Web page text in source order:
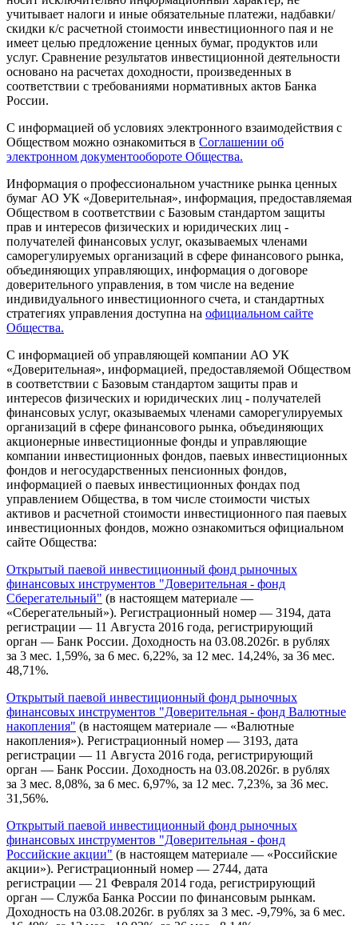
учитывает налоги и иные обязательные платежи, надбавки/
скидки к/с расчетной стоимости инвестиционного пая и не
имеет целью предложение ценных бумаг, продуктов или
услуг. Сравнение результатов инвестиционной деятельности
основано на расчетах доходности, произведенных в
соответствии с требованиями нормативных актов Банка
России.
С информацией об условиях электронного взаимодействия с
Обществом можно ознакомиться в Соглашении об
электронном документообороте Общества.
Информация о профессиональном участнике рынка ценных
бумаг АО УК «Доверительная», информация, предоставляемая
Обществом в соответствии с Базовым стандартом защиты
прав и интересов физических и юридических лиц -
получателей финансовых услуг, оказываемых членами
саморегулируемых организаций в сфере финансового рынка,
объединяющих управляющих, информация о договоре
доверительного управления, в том числе на ведение
индивидуального инвестиционного счета, и стандартных
стратегиях управления доступна на официальном сайте
Общества.
С информацией об управляющей компании АО УК
«Доверительная», информацией, предоставляемой Обществом
в соответствии с Базовым стандартом защиты прав и
интересов физических и юридических лиц - получателей
финансовых услуг, оказываемых членами саморегулируемых
организаций в сфере финансового рынка, объединяющих
акционерные инвестиционные фонды и управляющие
компании инвестиционных фондов, паевых инвестиционных
фондов и негосударственных пенсионных фондов,
информацией о паевых инвестиционных фондах под
управлением Общества, в том числе стоимости чистых
активов и расчетной стоимости инвестиционного пая паевых
инвестиционных фондов, можно ознакомиться официальном
сайте Общества:
Открытый паевой инвестиционный фонд рыночных
финансовых инструментов "Доверительная - фонд
Сберегательный" (в настоящем материале —
«Сберегательный»). Регистрационный номер — 3194, дата
регистрации — 11 Августа 2016 года, регистрирующий
орган — Банк России. Доходность на 03.08.2026г. в рублях
за 3 мес. 1,59%, за 6 мес. 6,22%, за 12 мес. 14,24%, за 36 мес.
48,71%.
Открытый паевой инвестиционный фонд рыночных
финансовых инструментов "Доверительная - фонд Валютные
накопления" (в настоящем материале — «Валютные
накопления»). Регистрационный номер — 3193, дата
регистрации — 11 Августа 2016 года, регистрирующий
орган — Банк России. Доходность на 03.08.2026г. в рублях
за 3 мес. 8,08%, за 6 мес. 6,97%, за 12 мес. 7,23%, за 36 мес.
31,56%.
Открытый паевой инвестиционный фонд рыночных
финансовых инструментов "Доверительная - фонд
Российские акции" (в настоящем материале — «Российские
акции»). Регистрационный номер — 2744, дата
регистрации — 21 Февраля 2014 года, регистрирующий
орган — Служба Банка России по финансовым рынкам.
Доходность на 03.08.2026г. в рублях за 3 мес. -9,79%, за 6 мес.